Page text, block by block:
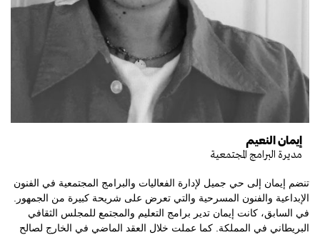
إيمان النعيم
مديرة البرامج المجتمعية
تنضم إيمان إلى حي جميل لإدارة الفعاليات والبرامج المجتمعية في الفنون
الإبداعية والفنون المسرحية والتي تعرض على شريحة كبيرة من الجمهور.
في السابق، كانت إيمان تدير برامج التعليم والمجتمع للمجلس الثقافي
البريطاني في المملكة. كما عملت خلال العقد الماضي في الخارج لصالح